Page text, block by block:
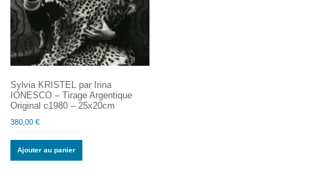
Sylvia KRISTEL par Irina
IONESCO – Tirage Argentique
Original c1980 – 25x20cm
380,00 €
Ajouter au panier